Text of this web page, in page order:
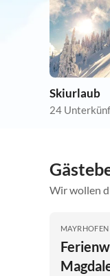
Skiurlaub
24
Wir wollen
MAYRHOFEN